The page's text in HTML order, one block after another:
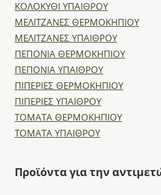
ΚΟΛΟΚΥΘΙ ΥΠΑΙΘΡΟΥ
ΜΕΛΙΤΖΑΝΕΣ ΘΕΡΜΟΚΗΠΙΟΥ
ΜΕΛΙΤΖΑΝΕΣ ΥΠΑΙΘΡΟΥ
ΠΕΠΟΝΙΑ ΘΕΡΜΟΚΗΠΙΟΥ
ΠΕΠΟΝΙΑ ΥΠΑΙΘΡΟΥ
ΠΙΠΕΡΙΕΣ ΘΕΡΜΟΚΗΠΙΟΥ
ΠΙΠΕΡΙΕΣ ΥΠΑΙΘΡΟΥ
ΤΟΜΑΤΑ ΘΕΡΜΟΚΗΠΙΟΥ
ΤΟΜΑΤΑ ΥΠΑΙΘΡΟΥ
Προϊόντα για την